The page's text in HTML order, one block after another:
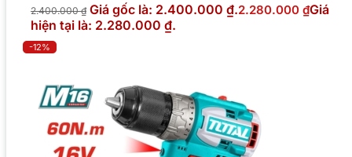
2.400.000₫ Giá gốc là: 2.400.000 ₫.2.280.000 ₫Giá
hiện tại là: 2.280.000 ₫.
-12%